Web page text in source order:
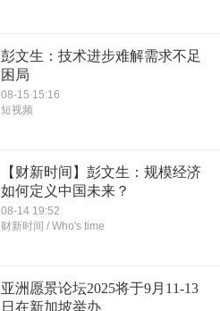
彭文生：技术进步难解需求不足
困局
08-15 15:16
短视频
【财新时间】彭文生：规模经济
如何定义中国未来？
08-14 19:52
财新时间 / Who's time
亚洲愿景论坛2025将于9月11-13
日在新加坡举办